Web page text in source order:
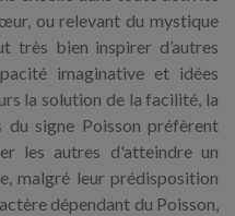
ou relevant du mystique
très bien inspirer d’autres
imaginative et idées
la solution de la facilité, la
du signe Poisson préfèrent
les autres d'atteindre un
malgré leur prédisposition
dépendant du Poisson,